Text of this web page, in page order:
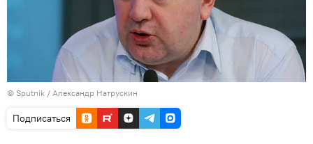
© Sputnik / Александр Натрускин
Подписаться